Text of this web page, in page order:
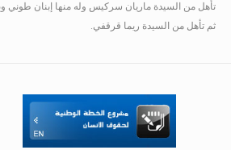
تأهل من السيدة ماريان سركيس وله منها إبنان طوني
ثم تأهل من السيدة ريما قرقفي.